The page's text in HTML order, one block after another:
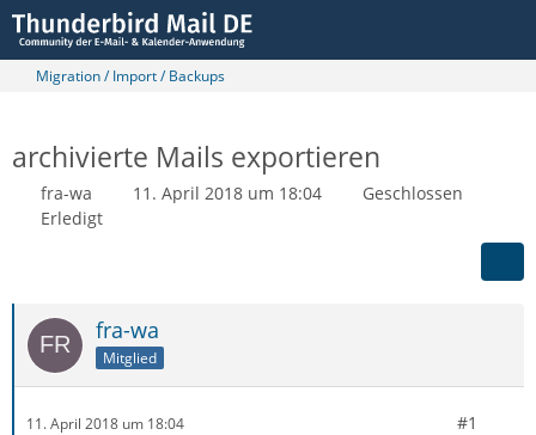
Migration / Import / Backups
archivierte Mails exportieren
fra-wa 11. April 2018 um 18:04
Geschlossen
Erledigt
fra-wa
Mitglied
11. April 2018 um 18:04 #1